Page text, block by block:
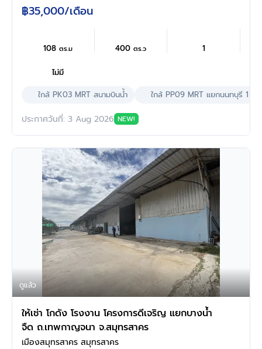
฿35,000/เดือน
108ตร.ม 400ตร.ว 1
ไม่มี
ใกล้ PK03 MRT สนามบินนํ้า
ใกล้ PP09 MRT แยกนนทบุรี 1
ประกาศวันที่: 3 Aug 2026 NEW!
ดูแล้ว
ให้เช่า โกดัง โรงงาน โครงการดีเจริญ แยกบางน้ำ
จืด ถ.เทพกาญจนา จ.สมุทรสาคร
เมืองสมุทรสาคร สมุทรสาคร